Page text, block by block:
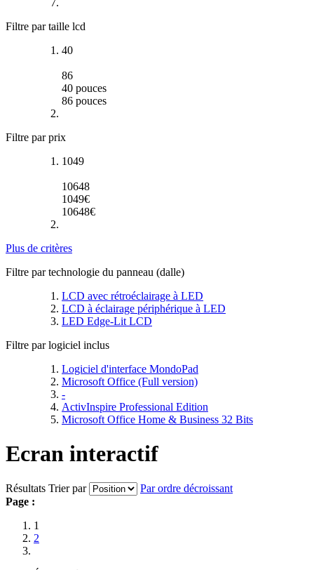
Filtre par taille lcd
40
86
40 pouces
86 pouces
Filtre par prix
1049
10648
1049€
10648€
Plus de critères
Filtre par technologie du panneau (dalle)
LCD avec rétroéclairage à LED
LCD à éclairage périphérique à LED
LED Edge-Lit LCD
Filtre par logiciel inclus
Logiciel d'interface MondoPad
Microsoft Office (Full version)
-
ActivInspire Professional Edition
Microsoft Office Home & Business 32 Bits
Ecran interactif
Résultats Trier par
Par ordre décroissant
Page :
1
2